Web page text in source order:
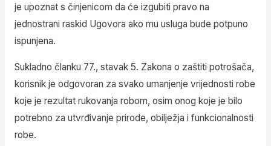
je upoznat s činjenicom da će izgubiti pravo na
jednostrani raskid Ugovora ako mu usluga bude potpuno
ispunjena.
Sukladno članku 77., stavak 5. Zakona o zaštiti potrošača,
korisnik je odgovoran za svako umanjenje vrijednosti robe
koje je rezultat rukovanja robom, osim onog koje je bilo
potrebno za utvrđivanje prirode, obilježja i funkcionalnosti
robe.